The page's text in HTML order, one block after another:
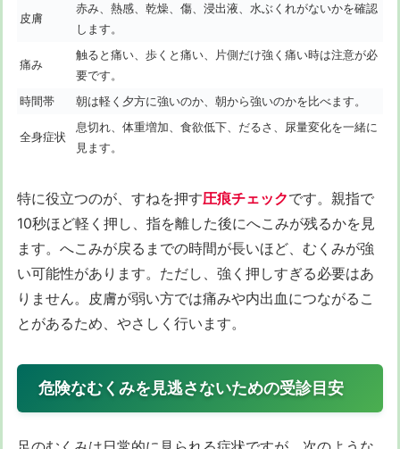
皮膚
赤み、熱感、乾燥、傷、浸出液、水ぶくれがないかを確認
します。
痛み
触ると痛い、歩くと痛い、片側だけ強く痛い時は注意が必
要です。
時間帯
朝は軽く夕方に強いのか、朝から強いのかを比べます。
全身症状
息切れ、体重増加、食欲低下、だるさ、尿量変化を一緒に
見ます。
特に役立つのが、すねを押す圧痕チェックです。親指で
10秒ほど軽く押し、指を離した後にへこみが残るかを見
ます。へこみが戻るまでの時間が長いほど、むくみが強
い可能性があります。ただし、強く押しすぎる必要はあ
りません。皮膚が弱い方では痛みや内出血につながるこ
とがあるため、やさしく行います。
危険なむくみを見逃さないための受診目安